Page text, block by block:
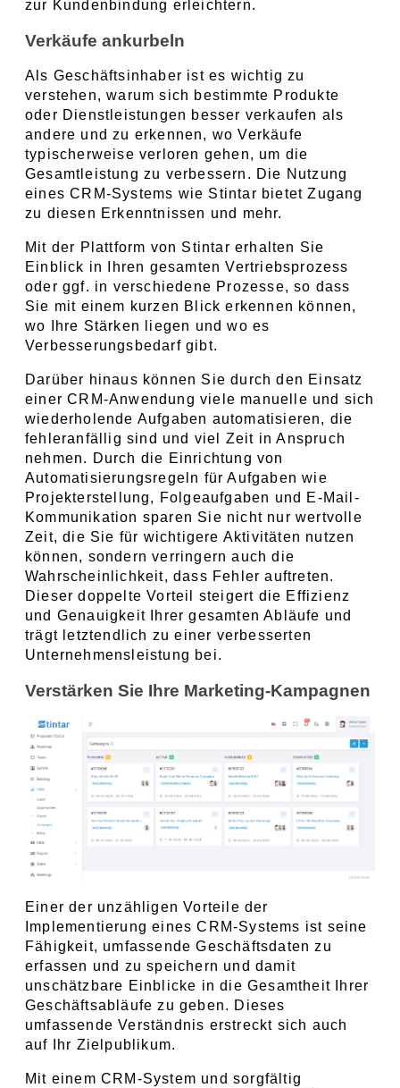
zur Kundenbindung erleichtern.
Verkäufe ankurbeln
Als Geschäftsinhaber ist es wichtig zu
verstehen, warum sich bestimmte Produkte
oder Dienstleistungen besser verkaufen als
andere und zu erkennen, wo Verkäufe
typischerweise verloren gehen, um die
Gesamtleistung zu verbessern. Die Nutzung
eines CRM-Systems wie Stintar bietet Zugang
zu diesen Erkenntnissen und mehr.
Mit der Plattform von Stintar erhalten Sie
Einblick in Ihren gesamten Vertriebsprozess
oder ggf. in verschiedene Prozesse, so dass
Sie mit einem kurzen Blick erkennen können,
wo Ihre Stärken liegen und wo es
Verbesserungsbedarf gibt.
Darüber hinaus können Sie durch den Einsatz
einer CRM-Anwendung viele manuelle und sich
wiederholende Aufgaben automatisieren, die
fehleranfällig sind und viel Zeit in Anspruch
nehmen. Durch die Einrichtung von
Automatisierungsregeln für Aufgaben wie
Projekterstellung, Folgeaufgaben und E-Mail-
Kommunikation sparen Sie nicht nur wertvolle
Zeit, die Sie für wichtigere Aktivitäten nutzen
können, sondern verringern auch die
Wahrscheinlichkeit, dass Fehler auftreten.
Dieser doppelte Vorteil steigert die Effizienz
und Genauigkeit Ihrer gesamten Abläufe und
trägt letztendlich zu einer verbesserten
Unternehmensleistung bei.
Verstärken Sie Ihre Marketing-Kampagnen
Einer der unzähligen Vorteile der
Implementierung eines CRM-Systems ist seine
Fähigkeit, umfassende Geschäftsdaten zu
erfassen und zu speichern und damit
unschätzbare Einblicke in die Gesamtheit Ihrer
Geschäftsabläufe zu geben. Dieses
umfassende Verständnis erstreckt sich auch
auf Ihr Zielpublikum.
Mit einem CRM-System und sorgfältig